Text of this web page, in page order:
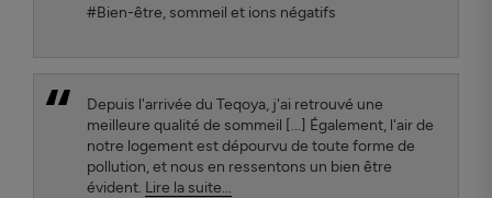
#Bien-être, sommeil et ions négatifs
Depuis l'arrivée du Teqoya, j'ai retrouvé une
meilleure qualité de sommeil [...] Également, l'air de
notre logement est dépourvu de toute forme de
pollution, et nous en ressentons un bien être
évident. Lire la suite...